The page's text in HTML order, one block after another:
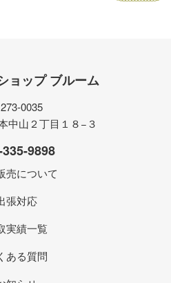
ョップ ブルーム
0035
中山２丁目１８−３
9898
売について
張対応
実績一覧
ある質問